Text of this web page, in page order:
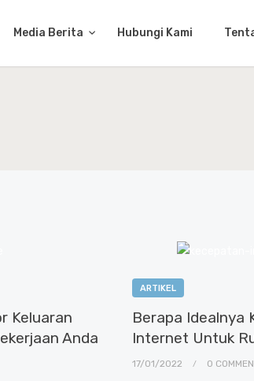
Media Berita Hubungi Kami
Keluaran
Anda
ARTIKEL
Berapa Idealnya
Internet Untuk
17/01/2022 0